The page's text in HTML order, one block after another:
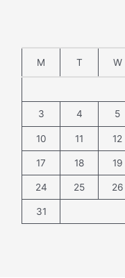
M T W
3 4 5
10 11 12
17 18 19
24 25 26
31